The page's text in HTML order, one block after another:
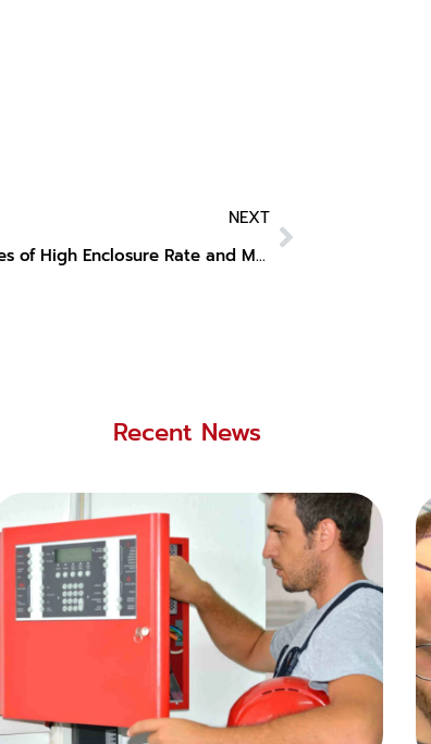
NEXT
The Advantages of High Enclosure Rate and Multiple Interfaces in TF03 LiDAR
Recent News